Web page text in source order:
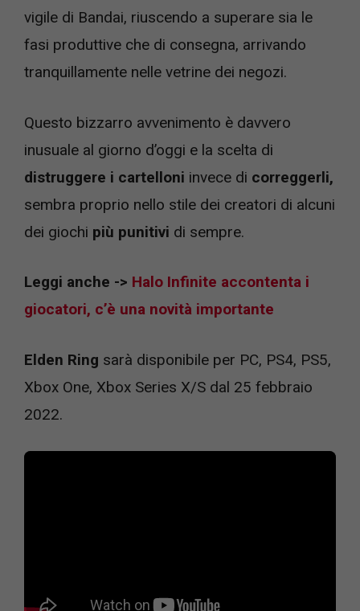
vigile di Bandai, riuscendo a superare sia le
fasi produttive che di consegna, arrivando
tranquillamente nelle vetrine dei negozi.
Questo bizzarro avvenimento è davvero
inusuale al giorno d’oggi e la scelta di
distruggere i
cartelloni invece di
correggerli,
sembra proprio nello stile dei creatori di alcuni
dei giochi
più punitivi di sempre.
Leggi anche -> Halo Infinite accontenta i
giocatori, c’è una novità importante
Elden Ring
sarà disponibile per PC, PS4, PS5,
Xbox One, Xbox Series X/S dal 25 febbraio
2022.